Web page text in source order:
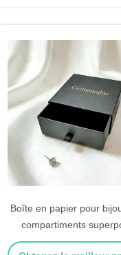
Boîte en papier pour
compartiments
personnalisés de style